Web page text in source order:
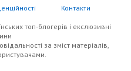
Контакти
топ-блогерів i екслюзивнi
за зміст матеріалів,